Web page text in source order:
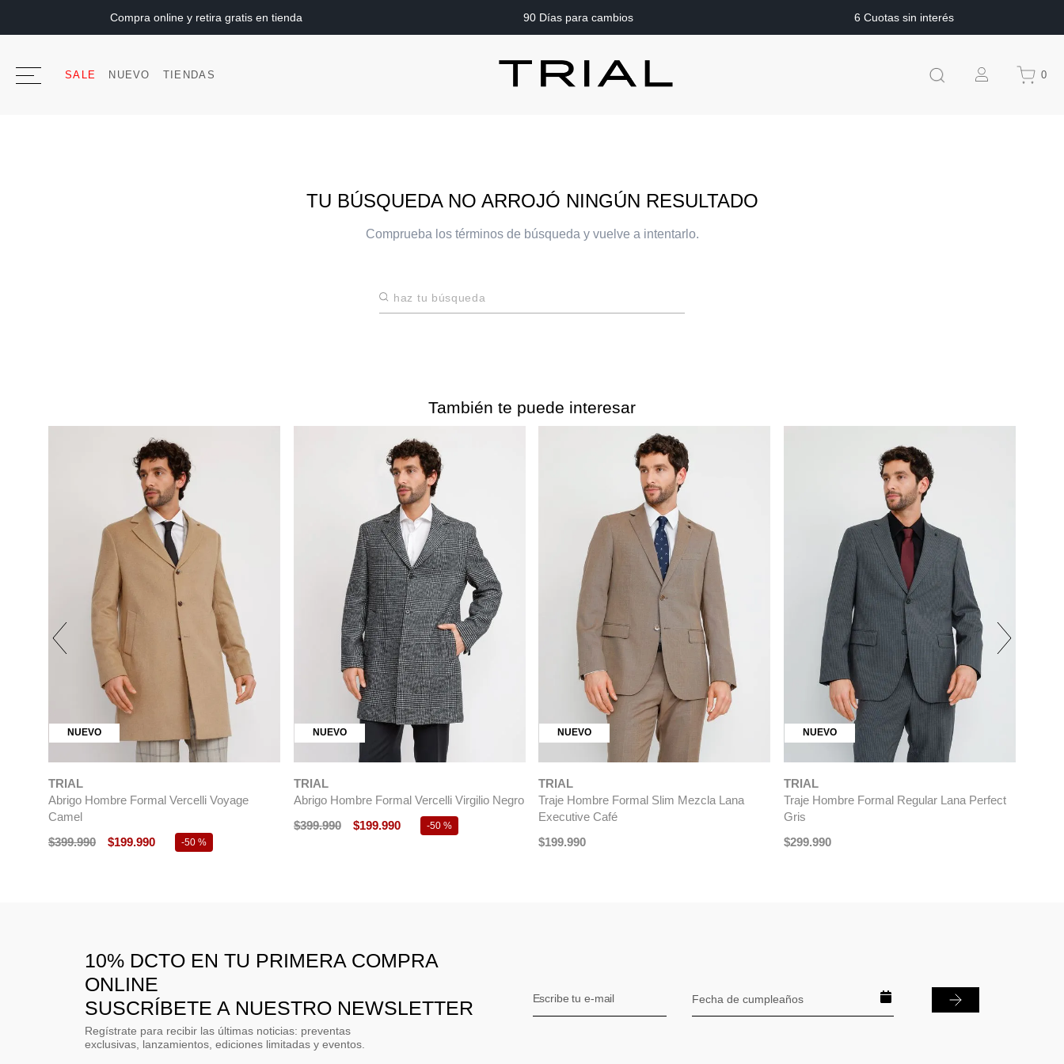
Compra online y retira gratis en tienda 90 Días para cambios 6 Cuotas sin interés
SALE NUEVO TIENDAS 0
TU BÚSQUEDA NO ARROJÓ NINGÚN RESULTADO
Comprueba los términos de búsqueda y vuelve a intentarlo.
Haz tu búsqueda
También te puede interesar
NUEVO
TRIAL
Abrigo Hombre Formal Vercelli Voyage
Camel
$399.990 $199.990 -50 %
NUEVO
TRIAL
Abrigo Hombre Formal Vercelli Virgilio Negro
$399.990 $199.990 -50 %
NUEVO
TRIAL
Traje Hombre Formal Slim Mezcla Lana
Executive Café
$199.990
NUEVO
TRIAL
Traje Hombre Formal Regular Lana Perfect
Gris
$299.990
10% DCTO EN TU PRIMERA COMPRA
ONLINE
SUSCRÍBETE A NUESTRO NEWSLETTER
Regístrate para recibir las últimas noticias: preventas
exclusivas, lanzamientos, ediciones limitadas y eventos.